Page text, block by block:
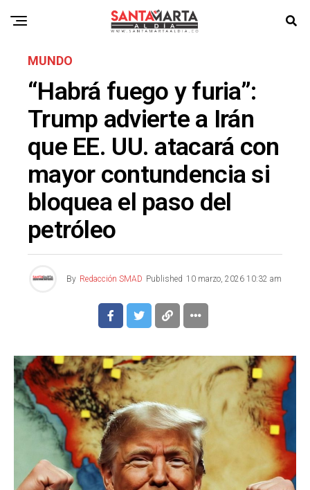
MUNDO
“Habrá fuego y furia”:
Trump advierte a Irán
que EE. UU. atacará con
mayor contundencia si
bloquea el paso del
petróleo
By Redacción SMAD Published 10 marzo, 2026 10:32 am